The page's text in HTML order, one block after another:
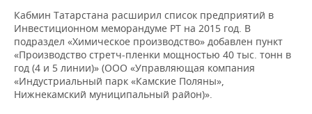
КОРОЛИ ГОСЗАКАЗА ПФО
ВУЗЫ ТАТАРСТАНА
КОМУ ПРИНАДЛЕЖАТ
ФИНАНСЫ
БАНКИ
ПРОМЫШЛЕННОСТЬ
НОВОСТИ
ПРОМЫШЛЕННОСТИ
АГРОПРОМ
НЕДВИЖИМОСТЬ
НОВОСТИ НЕДВИЖИМОСТИ
АВТО
НОВОСТИ АВТО
Кабмин Татарстана расширил список предприятий в
Инвестиционном меморандуме РТ на 2015 год. В
подраздел «Химическое производство» добавлен пункт
«Производство стретч-пленки мощностью 40 тыс. тонн в
год (4 и 5 линии)» (ООО «Управляющая компания
«Индустриальный парк «Камские Поляны»,
Нижнекамский муниципальный район)».